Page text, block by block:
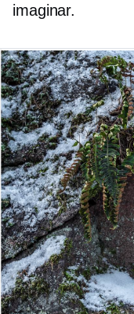
imaginar.